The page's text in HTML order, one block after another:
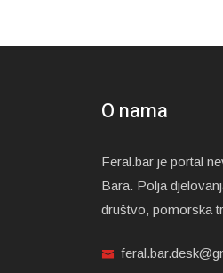
O nama
Feral.bar je portal
Bara. Polja
društvo, pomorska